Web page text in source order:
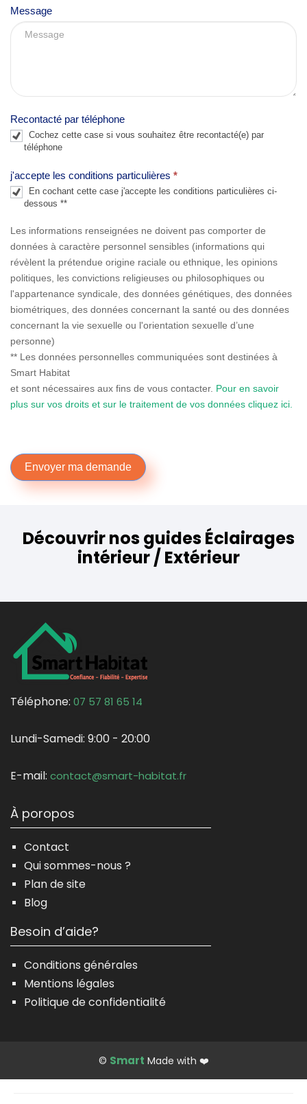
Message
Recontacté par téléphone
Cochez cette case si vous souhaitez être recontacté(e) par
téléphone
j'accepte les conditions particulières *
En cochant cette case j'accepte les conditions particulières ci-
dessous **
Les informations renseignées ne doivent pas comporter de
données à caractère personnel sensibles (informations qui
révèlent la prétendue origine raciale ou ethnique, les opinions
politiques, les convictions religieuses ou philosophiques ou
l'appartenance syndicale, des données génétiques, des données
biométriques, des données concernant la santé ou des données
concernant la vie sexuelle ou l'orientation sexuelle d’une
personne)
** Les données personnelles communiquées sont destinées à
Smart Habitat
et sont nécessaires aux fins de vous contacter. Pour en savoir
plus sur vos droits et sur le traitement de vos données cliquez ici.
i
e
b
a
n
.
Envoyer ma demande
Découvrir nos guides Éclairages
intérieur / Extérieur
Téléphone: 07 57 81 65 14
Lundi-Samedi: 9:00 - 20:00
E-mail: contact@smart-habitat.fr
À poropos
Contact
Qui sommes-nous ?
Plan de site
Blog
Besoin d’aide?
Conditions générales
Mentions légales
Politique de confidentialité
© Smart Made with ❤️